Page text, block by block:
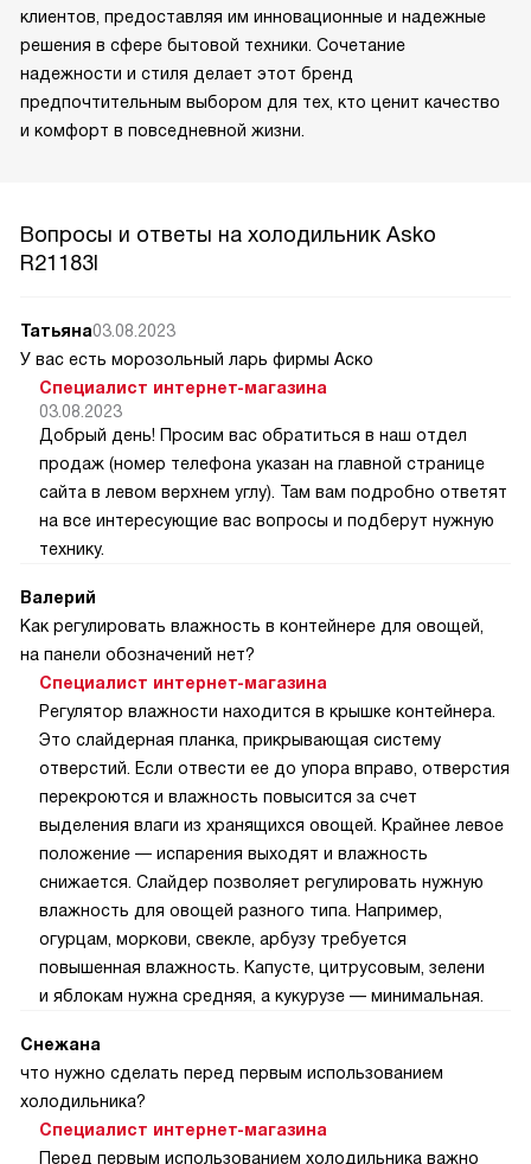
клиентов, предоставляя им инновационные и надежные
решения в сфере бытовой техники. Сочетание
надежности и стиля делает этот бренд
предпочтительным выбором для тех, кто ценит качество
и комфорт в повседневной жизни.
Вопросы и ответы на холодильник Asko
R21183I
Татьяна03.08.2023
У вас есть морозольный ларь фирмы Аско
Специалист интернет-магазина
03.08.2023
Добрый день! Просим вас обратиться в наш отдел
продаж (номер телефона указан на главной странице
сайта в левом верхнем углу). Там вам подробно ответят
на все интересующие вас вопросы и подберут нужную
технику.
Валерий
Как регулировать влажность в контейнере для овощей,
на панели обозначений нет?
Специалист интернет-магазина
Регулятор влажности находится в крышке контейнера.
Это слайдерная планка, прикрывающая систему
отверстий. Если отвести ее до упора вправо, отверстия
перекроются и влажность повысится за счет
выделения влаги из хранящихся овощей. Крайнее левое
положение — испарения выходят и влажность
снижается. Слайдер позволяет регулировать нужную
влажность для овощей разного типа. Например,
огурцам, моркови, свекле, арбузу требуется
повышенная влажность. Капусте, цитрусовым, зелени
и яблокам нужна средняя, а кукурузе — минимальная.
Снежана
что нужно сделать перед первым использованием
холодильника?
Специалист интернет-магазина
Перед первым использованием холодильника важно